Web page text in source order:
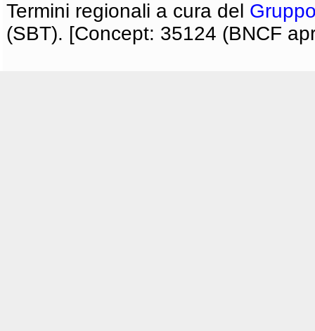
Termini regionali a cura del
(SBT). [Concept: 35124 (BNCF